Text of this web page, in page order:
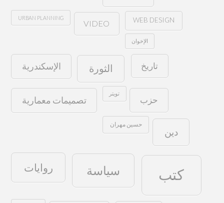
URBAN PLANNING
VIDEO WEB DESIGN
الإخوان
الإسكندرية الثورة تاريخ
تصميمات معمارية
تويتر
حزب
حسين مهران
دين
روايات سياسة كتب